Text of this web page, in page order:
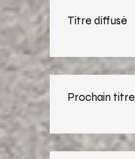
Titre diffusé
Prochain titre